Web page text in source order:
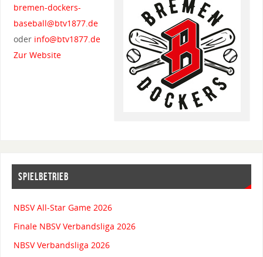
bremen-dockers-
baseball@btv1877.de
oder info@btv1877.de
Zur Website
SPIELBETRIEB
NBSV All-Star Game 2026
Finale NBSV Verbandsliga 2026
NBSV Verbandsliga 2026